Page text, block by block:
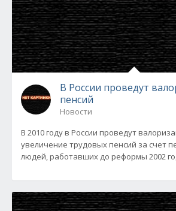
В России проведут
пенсий
Новости
В 2010 году в России проведут
увеличение трудовых пенсий за счет
людей, работавших до реформы 2002